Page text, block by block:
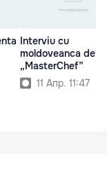
Interviu cu
moldoveanca de la
„MasterChef”
11 Апр. 11:47